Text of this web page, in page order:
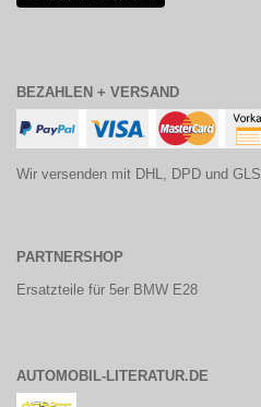
BEZAHLEN + VERSAND
Wir versenden mit DHL, DPD und GLS.
PARTNERSHOP
Ersatzteile für 5er BMW E28
AUTOMOBIL-LITERATUR.DE